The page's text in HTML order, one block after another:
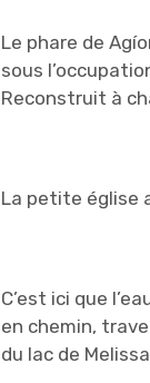
Le phare de
sous
Reconstruit à
La petite église
C’est ici que
en chemin,
du lac de